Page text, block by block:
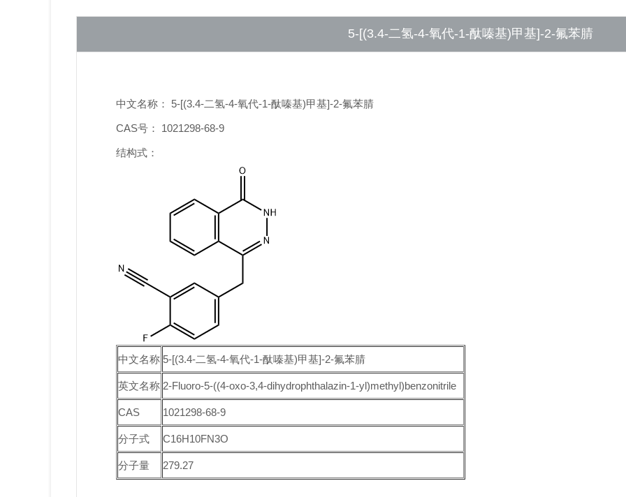
5-[(3.4-二氢-4-氧代-1-酞嗪基)甲基]-2-氟苯腈
中文名称： 5-[(3.4-二氢-4-氧代-1-酞嗪基)甲基]-2-氟苯腈
CAS号： 1021298-68-9
结构式：
中文名称 5-[(3.4-二氢-4-氧代-1-酞嗪基)甲基]-2-氟苯腈
英文名称 2-Fluoro-5-((4-oxo-3,4-dihydrophthalazin-1-yl)methyl)benzonitrile
CAS 1021298-68-9
分子式 C16H10FN3O
分子量 279.27